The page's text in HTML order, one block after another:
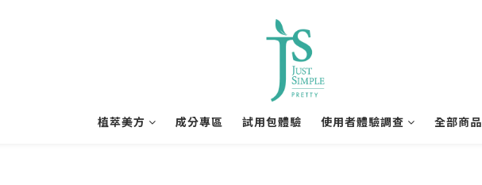
植萃美方 成分專區 試用包體驗 使用者體驗調查 全部商品